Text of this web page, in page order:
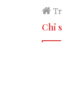
Chỉ